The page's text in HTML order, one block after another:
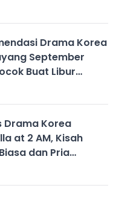
Drama Korea
September
Buat Libur
Drama Korea
at 2 AM, Kisah
dan Pria